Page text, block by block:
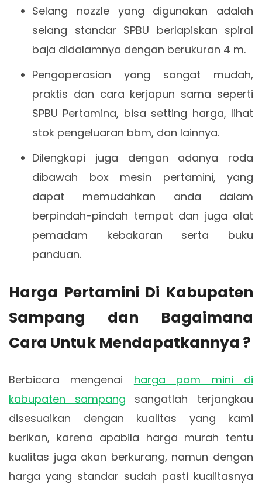
Selang nozzle yang digunakan adalah
selang standar SPBU berlapiskan spiral
baja didalamnya dengan berukuran 4 m.
Pengoperasian yang sangat mudah,
praktis dan cara kerjapun sama seperti
SPBU Pertamina, bisa setting harga, lihat
stok pengeluaran bbm, dan lainnya.
Dilengkapi juga dengan adanya roda
dibawah box mesin pertamini, yang
dapat memudahkan anda dalam
berpindah-pindah tempat dan juga alat
pemadam kebakaran serta buku
panduan.
Harga Pertamini Di Kabupaten
Sampang dan Bagaimana
Cara Untuk Mendapatkannya ?
Berbicara mengenai harga pom mini di
kabupaten sampang sangatlah terjangkau
disesuaikan dengan kualitas yang kami
berikan, karena apabila harga murah tentu
kualitas juga akan berkurang, namun dengan
harga yang standar sudah pasti kualitasnya